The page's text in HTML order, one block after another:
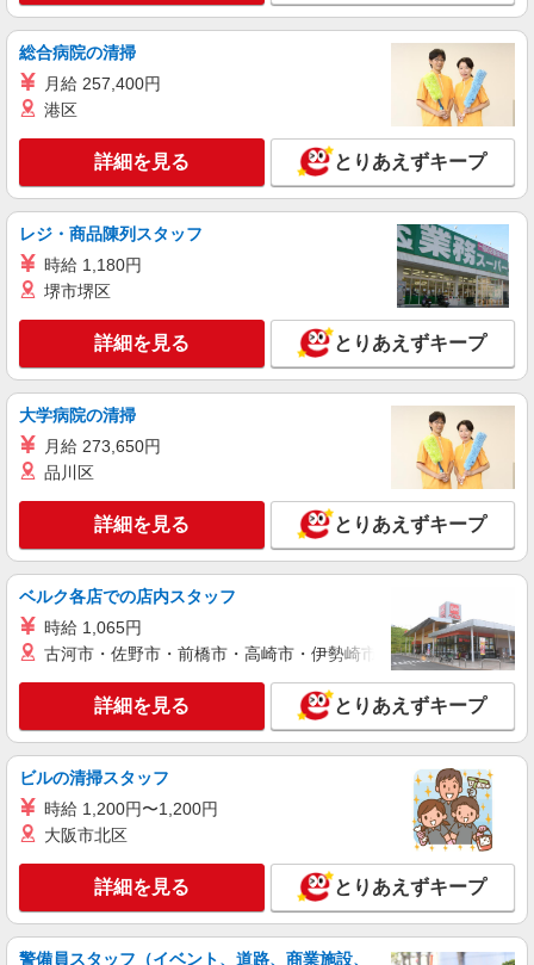
総合病院の清掃
月給 257,400円
港区
詳細を見る とりあえずキープ
レジ・商品陳列スタッフ
時給 1,180円
堺市堺区
詳細を見る とりあえずキープ
大学病院の清掃
月給 273,650円
品川区
詳細を見る とりあえずキープ
ベルク各店での店内スタッフ
時給 1,065円
古河市・佐野市・前橋市・高崎市・伊勢崎市・太田市・館林市
詳細を見る とりあえずキープ
ビルの清掃スタッフ
時給 1,200円〜1,200円
大阪市北区
詳細を見る とりあえずキープ
警備員スタッフ（イベント、道路、商業施設、